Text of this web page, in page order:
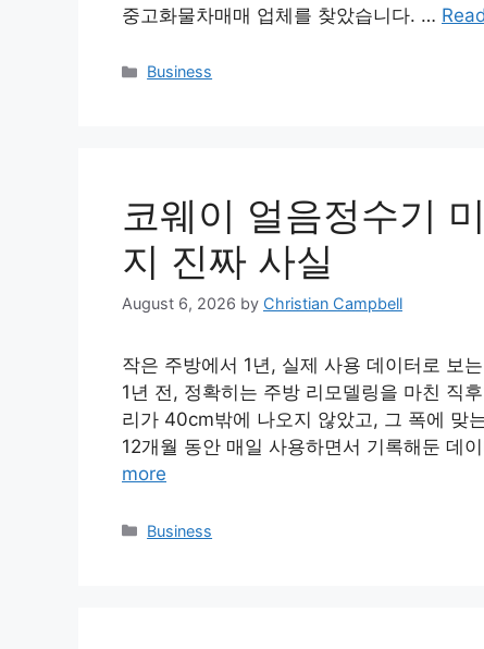
중고화물차매매 업체를 찾았습니다. …
Categories
Business
코웨이 얼음정수기
지 진짜 사실
August 6, 2026 by Christian Campbell
작은 주방에서 1년, 실제 사용 데이터로 보
1년 전, 정확히는 주방 리모델링을 마친 직
리가 40cm밖에 나오지 않았고, 그 폭에 맞
12개월 동안 매일 사용하면서 기록해둔 데
more
Categories
Business